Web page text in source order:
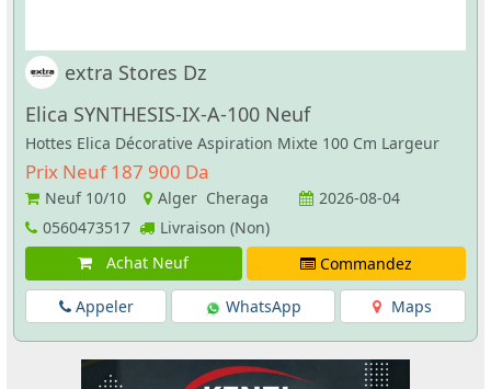
extra Stores Dz
Elica SYNTHESIS-IX-A-100 Neuf
Hottes Elica Décorative Aspiration Mixte 100 Cm Largeur
Prix Neuf 187 900 Da
Neuf 10/10 Alger Cheraga
2026-08-04
0560473517
Livraison (Non)
Achat Neuf
Commandez
Appeler WhatsApp Maps